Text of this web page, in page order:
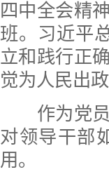
四中全会精
班。习近平
立和践行正
觉为人民出
作为党员
对领导干部
用。